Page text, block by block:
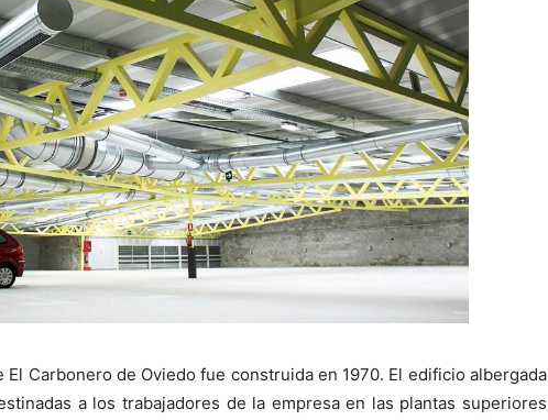
El Carbonero de Oviedo fue construida en 1970. El edificio albergada
a los trabajadores de la empresa en las plantas superiores